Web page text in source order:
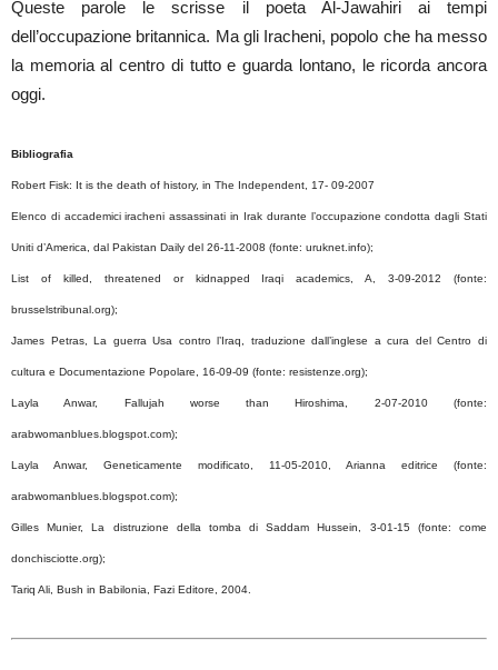
Queste parole le scrisse il poeta Al-Jawahiri ai tempi
dell’occupazione britannica. Ma gli Iracheni, popolo che ha messo
la memoria al centro di tutto e guarda lontano, le ricorda ancora
oggi.
Bibliografia
Robert Fisk: It is the death of history, in The Independent, 17- 09-2007
Elenco di accademici iracheni assassinati in Irak durante l’occupazione condotta dagli Stati
Uniti d’America, dal Pakistan Daily del 26-11-2008 (fonte: uruknet.info);
List of killed, threatened or kidnapped Iraqi academics, A, 3-09-2012 (fonte:
brusselstribunal.org);
James Petras, La guerra Usa contro l’Iraq, traduzione dall’inglese a cura del Centro di
cultura e Documentazione Popolare, 16-09-09 (fonte: resistenze.org);
Layla Anwar, Fallujah worse than Hiroshima, 2-07-2010 (fonte:
arabwomanblues.blogspot.com);
Layla Anwar, Geneticamente modificato, 11-05-2010, Arianna editrice (fonte:
arabwomanblues.blogspot.com);
Gilles Munier, La distruzione della tomba di Saddam Hussein, 3-01-15 (fonte: come
donchisciotte.org);
Tariq Ali, Bush in Babilonia, Fazi Editore, 2004.